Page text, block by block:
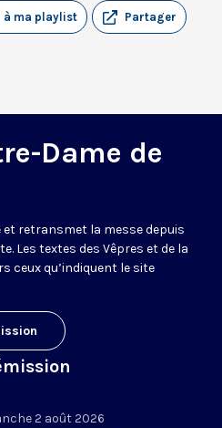
Partager
à ma playlist
Dame de
et retransmet la messe depuis
Les textes des Vêpres et de la
ceux qu’indiquent le site
2 août 2026